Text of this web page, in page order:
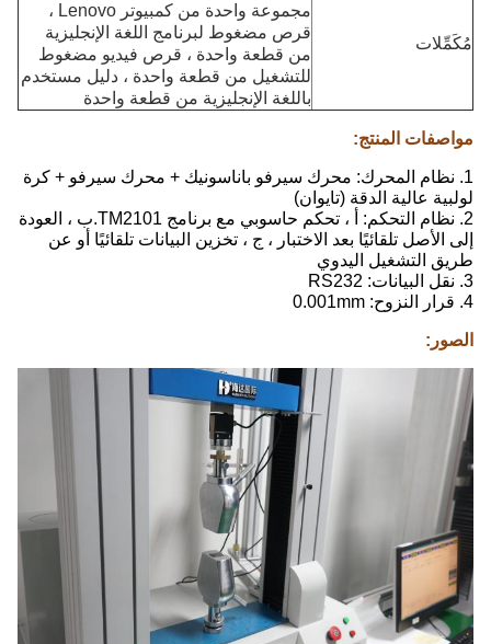
مُكَمِّلات
مجموعة واحدة من كمبيوتر Lenovo ،
قرص مضغوط لبرنامج اللغة الإنجليزية
من قطعة واحدة ، قرص فيديو مضغوط
للتشغيل من قطعة واحدة ، دليل مستخدم
باللغة الإنجليزية من قطعة واحدة
مواصفات المنتج:
1. نظام المحرك: محرك سيرفو باناسونيك + محرك سيرفو + كرة
لولبية عالية الدقة (تايوان)
2. نظام التحكم: أ ، تحكم حاسوبي مع برنامج TM2101.ب ، العودة
إلى الأصل تلقائيًا بعد الاختبار ، ج ، تخزين البيانات تلقائيًا أو عن
طريق التشغيل اليدوي
3. نقل البيانات: RS232
4. قرار النزوح: 0.001mm
الصور: